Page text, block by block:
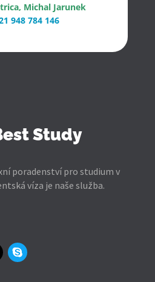
Michal Jarunek
948 784 146
Study
poradenství pro studium v
víza je naše služba.